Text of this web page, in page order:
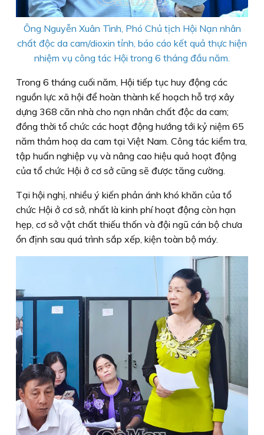
Ông Nguyễn Xuân Tình, Phó Chủ tịch Hội Nạn nhân
chất độc da cam/dioxin tỉnh, báo cáo kết quả thực hiện
nhiệm vụ công tác Hội trong 6 tháng đầu năm.
Trong 6 tháng cuối năm, Hội tiếp tục huy động các
nguồn lực xã hội để hoàn thành kế hoạch hỗ trợ xây
dựng 368 căn nhà cho nạn nhân chất độc da cam;
đồng thời tổ chức các hoạt động hướng tới kỷ niệm 65
năm thảm hoạ da cam tại Việt Nam. Công tác kiểm tra,
tập huấn nghiệp vụ và nâng cao hiệu quả hoạt động
của tổ chức Hội ở cơ sở cũng sẽ được tăng cường.
Tại hội nghị, nhiều ý kiến phản ánh khó khăn của tổ
chức Hội ở cơ sở, nhất là kinh phí hoạt động còn hạn
hẹp, cơ sở vật chất thiếu thốn và đội ngũ cán bộ chưa
ổn định sau quá trình sắp xếp, kiện toàn bộ máy.